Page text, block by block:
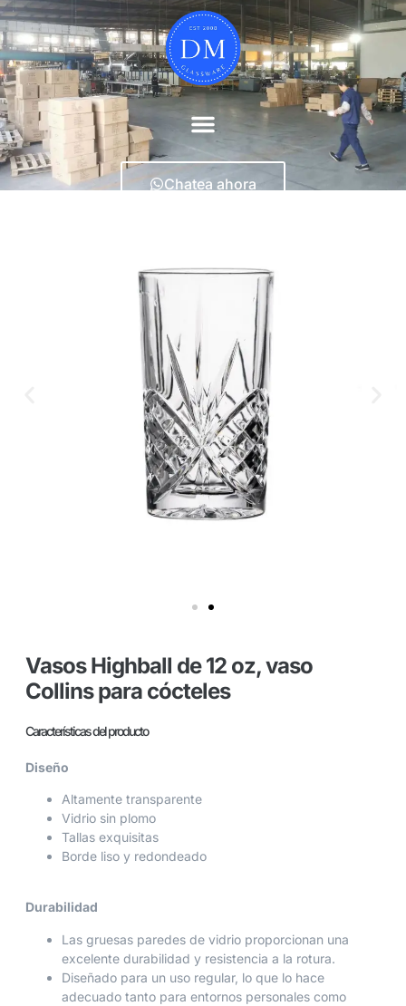
Chatea ahora
Vasos Highball de 12 oz, vaso
Collins para cócteles
Características del producto
Diseño
Altamente transparente
Vidrio sin plomo
Tallas exquisitas
Borde liso y redondeado
Durabilidad
Las gruesas paredes de vidrio proporcionan una
excelente durabilidad y resistencia a la rotura.
Diseñado para un uso regular, lo que lo hace
adecuado tanto para entornos personales como